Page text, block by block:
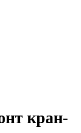
кран-